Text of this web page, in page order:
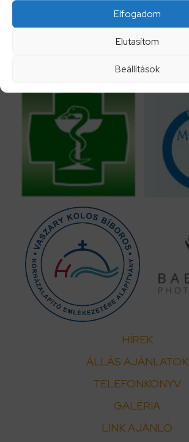
Elfogadom
Elutasítom
Beállítások
+36 33 542300
titkarsag@vaszary.hu
HÍREK
ÁLLÁS AJÁNLATOK
TELEFONKÖNYV
GALÉRIA
LINK AJÁNLÓ